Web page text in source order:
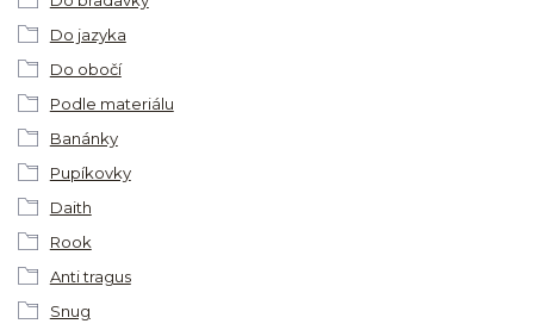
Do jazyka
Do obočí
Podle materiálu
Banánky
Pupíkovky
Daith
Rook
Anti tragus
Snug